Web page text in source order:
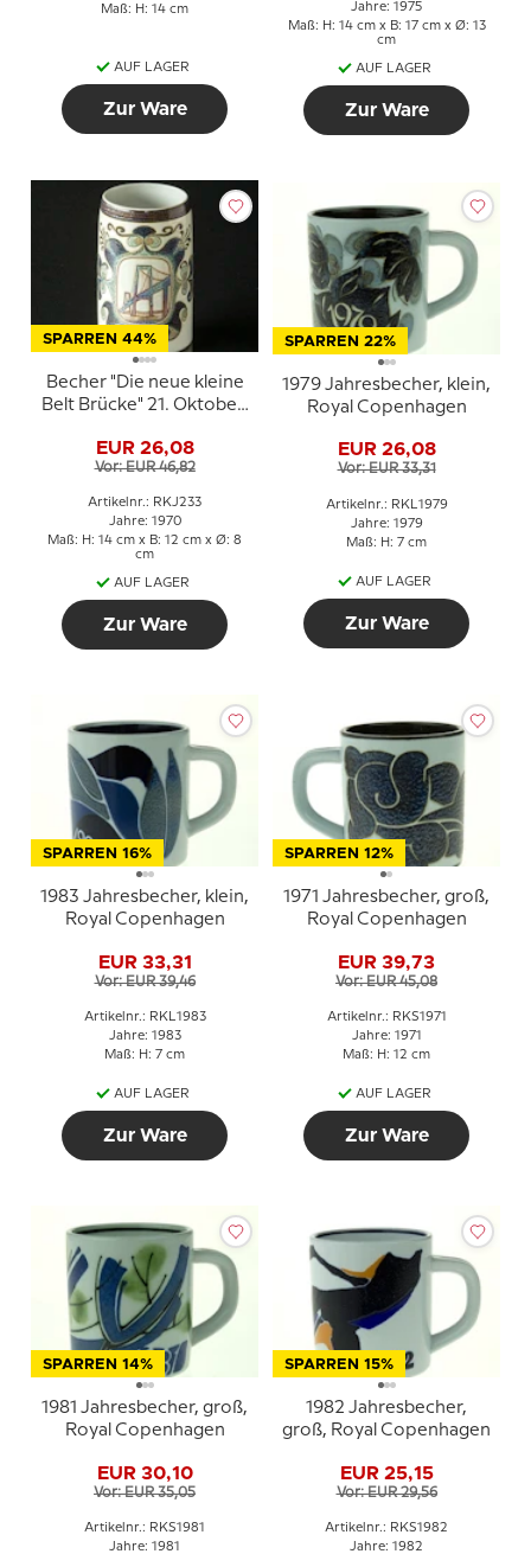
Maß: H: 14 cm
AUF LAGER
Zur Ware
Jahre: 1975
Maß: H: 14 cm x B: 17 cm x Ø: 13
cm
AUF LAGER
Zur Ware
SPARREN 44%
Becher "Die neue kleine
Belt Brücke" 21. Oktober,
EUR 26,08
Vor: EUR 46,82
Artikelnr.: RKJ233
Jahre: 1970
Maß: H: 14 cm x B: 12 cm x Ø: 8
cm
AUF LAGER
Zur Ware
SPARREN 22%
1979 Jahresbecher, klein,
Royal Copenhagen
EUR 26,08
Vor: EUR 33,31
Artikelnr.: RKL1979
Jahre: 1979
Maß: H: 7 cm
AUF LAGER
Zur Ware
SPARREN 16%
1983 Jahresbecher, klein,
Royal Copenhagen
EUR 33,31
Vor: EUR 39,46
Artikelnr.: RKL1983
Jahre: 1983
Maß: H: 7 cm
AUF LAGER
Zur Ware
SPARREN 12%
1971 Jahresbecher, groß,
Royal Copenhagen
EUR 39,73
Vor: EUR 45,08
Artikelnr.: RKS1971
Jahre: 1971
Maß: H: 12 cm
AUF LAGER
Zur Ware
SPARREN 14%
1981 Jahresbecher, groß,
Royal Copenhagen
EUR 30,10
Vor: EUR 35,05
Artikelnr.: RKS1981
Jahre: 1981
SPARREN 15%
1982 Jahresbecher,
groß, Royal Copenhagen
EUR 25,15
Vor: EUR 29,56
Artikelnr.: RKS1982
Jahre: 1982